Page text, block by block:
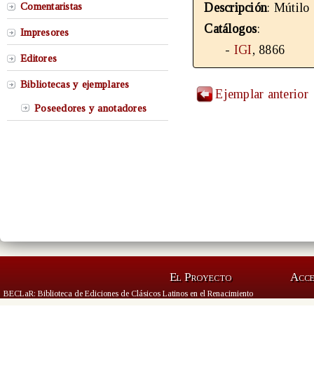
Comentaristas
Impresores
Editores
Bibliotecas y ejemplares
Poseedores y anotadores
Descripción:
Catálogos:
- IGI, 8866
Ejemplar anterior
El Proyecto
BECLaR: Biblioteca de Ediciones de Clásicos Latinos en el Renacimiento